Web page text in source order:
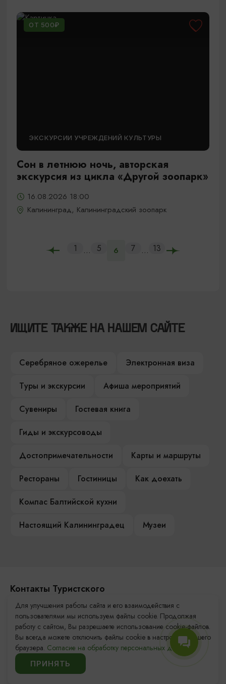
ОТ 500₽
ЭКСКУРСИИ УЧРЕЖДЕНИЙ КУЛЬТУРЫ
Сон в летнюю ночь, авторская
экскурсия из цикла «Другой зоопарк»
16.08.2026 18:00
Калининград, Калининградский зоопарк
1 ... 5 6 7 ... 13
ИЩИТЕ ТАКЖЕ НА НАШЕМ САЙТЕ
Серебряное ожерелье
Электронная виза
Туры и экскурсии
Афиша мероприятий
Сувениры
Гостевая книга
Гиды и экскурсоводы
Достопримечательности
Карты и маршруты
Рестораны
Гостиницы
Как доехать
Компас Балтийской кухни
Настоящий Калининградец
Музеи
Контакты Туристского
информационного центра
+7 (4012) 555-200
8 (800) 200-55-39
info@visit-kaliningrad.ru
Для улучшения работы сайта и его взаимодействия с
пользователями мы используем файлы cookie. Продолжая
работу с сайтом, Вы разрешаете использование cookie-файлов.
Вы всегда можете отключить файлы cookie в настройках Вашего
браузера. Согласие на обработку персональных данных.
ПРИНЯТЬ